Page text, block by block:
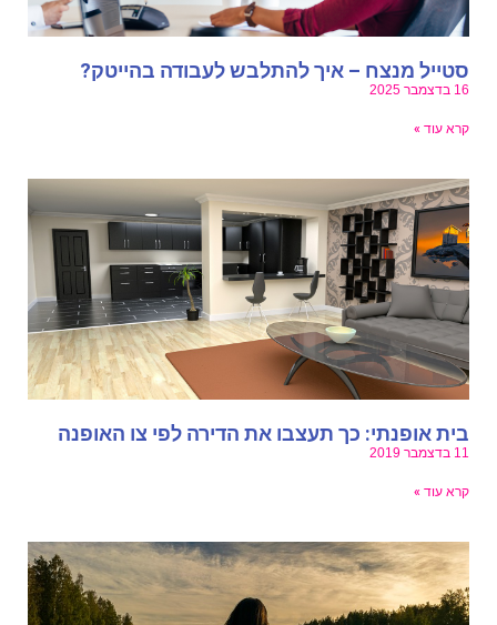
מנצח – איך להתלבש לעבודה בהייטק?
עוד »
אופנתי: כך תעצבו את הדירה לפי צו האופנה
עוד »